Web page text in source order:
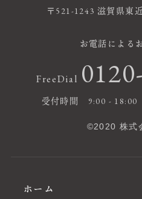
〒521-1243 滋賀県東
お電話による
FreeDial
受付時間 9:00 - 18:00
©2020 株式
ホーム